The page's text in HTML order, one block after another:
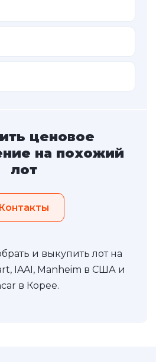
ценовое
на похожий
лот
Контакты
и выкупить лот на
IAAI, Manheim в США и
в Корее.